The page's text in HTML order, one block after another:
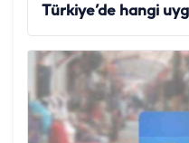
Türkiye’de hangi